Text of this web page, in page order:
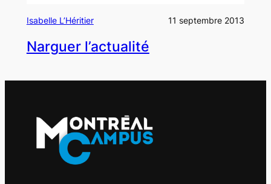
Isabelle L’Héritier 11 septembre 2013
Narguer l’actualité